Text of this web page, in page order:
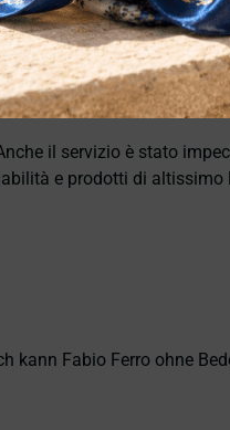
il servizio è stato
e prodotti di
kann Fabio Ferro ohne